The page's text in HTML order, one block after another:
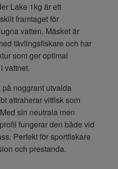
Lake 1kg är ett
framtaget för
vatten. Mäsket är
tävlingsfiskare och har
som ger optimal
vattnet.
noggrant utvalda
attraherar vitfisk som
sin neutrala men
fungerar den både vid
Perfekt för sportfiskare
och prestanda.